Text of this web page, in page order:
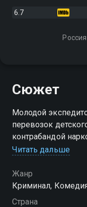
6.7
Россия
Сюжет
Молодой
перевозок
контрабандой
этом деле, он
по кличке "Вареный"
Читать дальше
Жанр
Криминал,
Страна